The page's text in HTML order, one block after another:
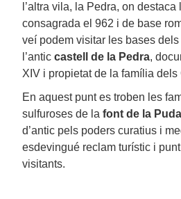
l’altra vila, la Pedra, on destaca
consagrada el 962 i de base
veí podem visitar les bases
l’antic castell de la Pedra,
XIV i propietat de la família dels
En aquest punt es troben les
sulfuroses de la font de la Puda
d’antic pels poders curatius i
esdevingué reclam turístic i
visitants.